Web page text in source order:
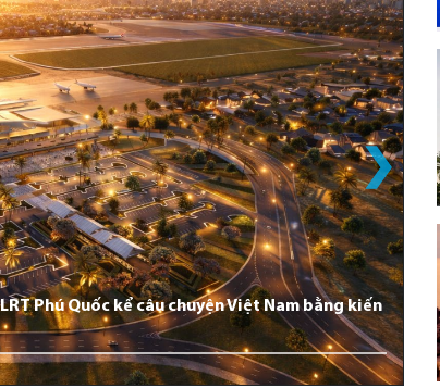
Phú Quốc kể câu chuyện Việt Nam bằng kiến